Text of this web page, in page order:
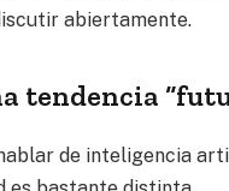
abiertamente.
tendencia
de inteligencia